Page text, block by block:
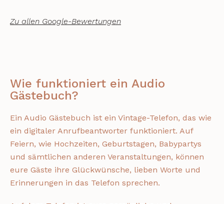
Zu allen Google-Bewertungen
Wie funktioniert ein Audio
Gästebuch?
Ein Audio Gästebuch ist ein Vintage-Telefon, das wie
ein digitaler Anrufbeantworter funktioniert. Auf
Feiern, wie Hochzeiten, Geburtstagen, Babypartys
und sämtlichen anderen Veranstaltungen, können
eure Gäste ihre Glückwünsche, lieben Worte und
Erinnerungen in das Telefon sprechen.